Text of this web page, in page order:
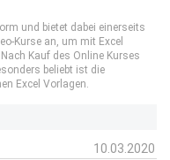
und bietet dabei einerseits
Kurse an, um mit Excel
Kauf des Online Kurses
beliebt ist die
Excel Vorlagen.
10.03.2020